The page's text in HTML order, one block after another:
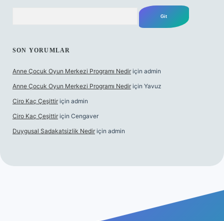
SON YORUMLAR
Anne Çocuk Oyun Merkezi Programı Nedir için admin
Anne Çocuk Oyun Merkezi Programı Nedir için Yavuz
Ciro Kaç Çeşittir için admin
Ciro Kaç Çeşittir için Cengaver
Duygusal Sadakatsizlik Nedir için admin
elexbetgiris.org